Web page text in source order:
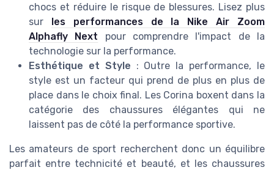
chocs et réduire le risque de blessures. Lisez plus
sur les performances de la Nike Air Zoom
Alphafly Next pour comprendre l'impact de la
technologie sur la performance.
Esthétique et Style : Outre la performance, le
style est un facteur qui prend de plus en plus de
place dans le choix final. Les Corina boxent dans la
catégorie des chaussures élégantes qui ne
laissent pas de côté la performance sportive.
Les amateurs de sport recherchent donc un équilibre
parfait entre technicité et beauté, et les chaussures